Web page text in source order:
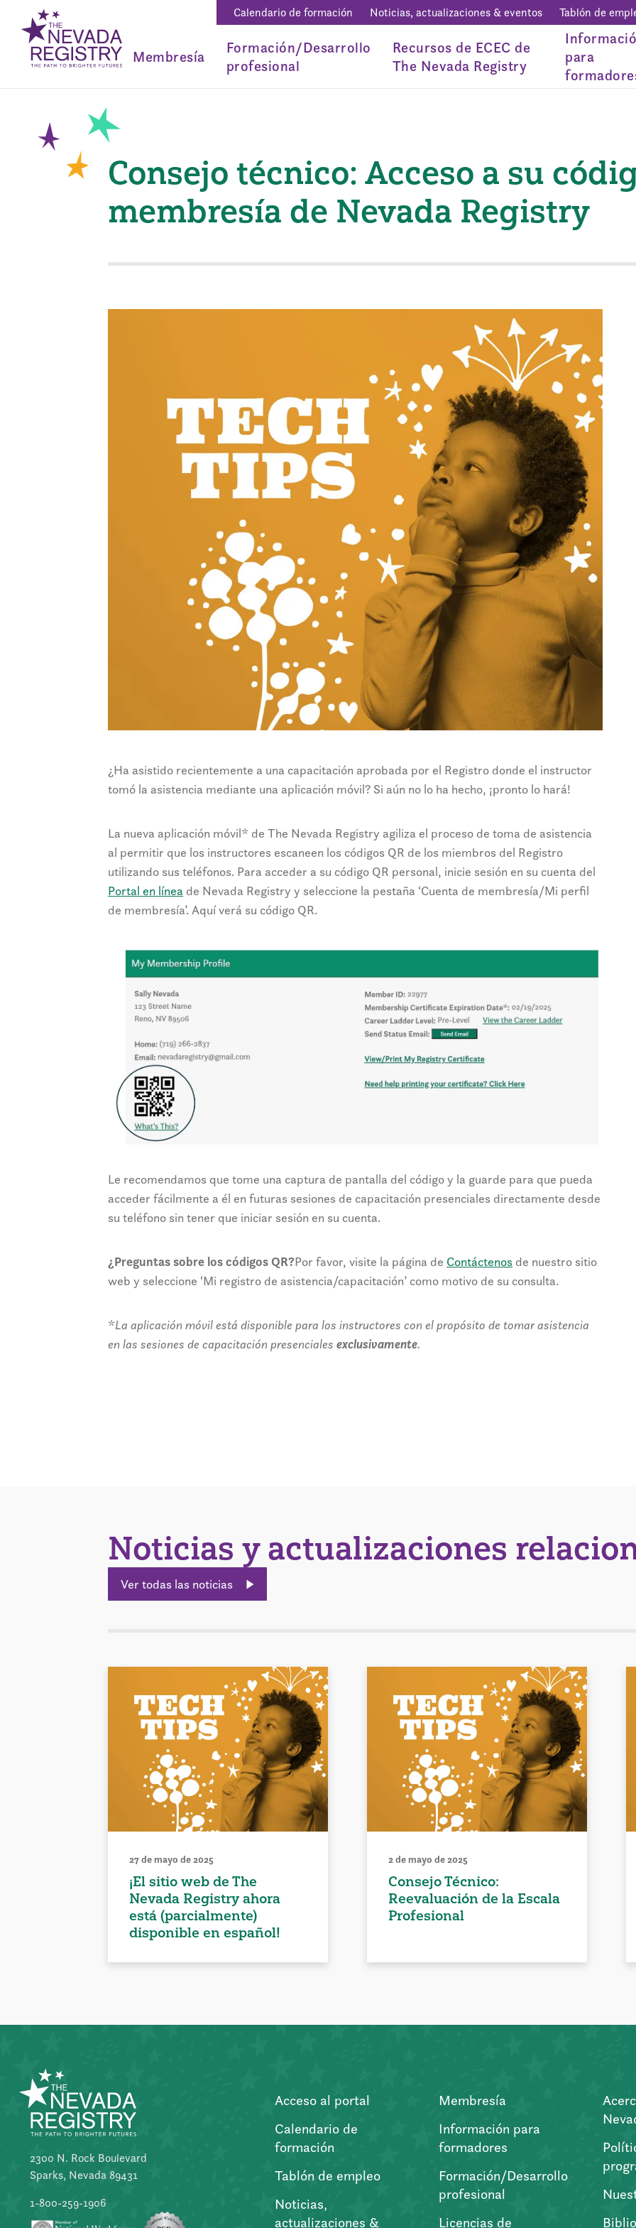
Calendario de formación Noticias, actualizaciones & eventos Tablón de
Membresía
Formación/Desarrollo
profesional
Recursos de ECEC de
The Nevada Registry
para
Consejo técnico: Acceso a su
membresía de Nevada Registry
¿Ha asistido recientemente a una capacitación aprobada por el Registro donde el instructor
tomó la asistencia mediante una aplicación móvil? Si aún no lo ha hecho, ¡pronto lo hará!
La nueva aplicación móvil* de The Nevada Registry agiliza el proceso de toma de asistencia
al permitir que los instructores escaneen los códigos QR de los miembros del Registro
utilizando sus teléfonos. Para acceder a su código QR personal, inicie sesión en su cuenta del
Portal en línea de Nevada Registry y seleccione la pestaña ‘Cuenta de membresía/Mi perfil
de membresía’. Aquí verá su código QR.
Le recomendamos que tome una captura de pantalla del código y la guarde para que pueda
acceder fácilmente a él en futuras sesiones de capacitación presenciales directamente desde
su teléfono sin tener que iniciar sesión en su cuenta.
¿Preguntas sobre los códigos QR?Por favor, visite la página de Contáctenos de nuestro sitio
web y seleccione ‘Mi registro de asistencia/capacitación’ como motivo de su consulta.
*La aplicación móvil está disponible para los instructores con el propósito de tomar asistencia
en las sesiones de capacitación presenciales exclusivamente.
Noticias y actualizaciones
Ver todas las noticias
27 de mayo de 2025
¡El sitio web de The
Nevada Registry ahora
está (parcialmente)
disponible en español!
2 de mayo de 2025
Consejo Técnico:
Reevaluación de la Escala
Profesional
2300 N. Rock Boulevard
Sparks, Nevada 89431
1-800-259-1906
Acceso al portal
Calendario de
formación
Tablón de empleo
Noticias,
actualizaciones &
Membresía
Información para
formadores
Formación/Desarrollo
profesional
Licencias de